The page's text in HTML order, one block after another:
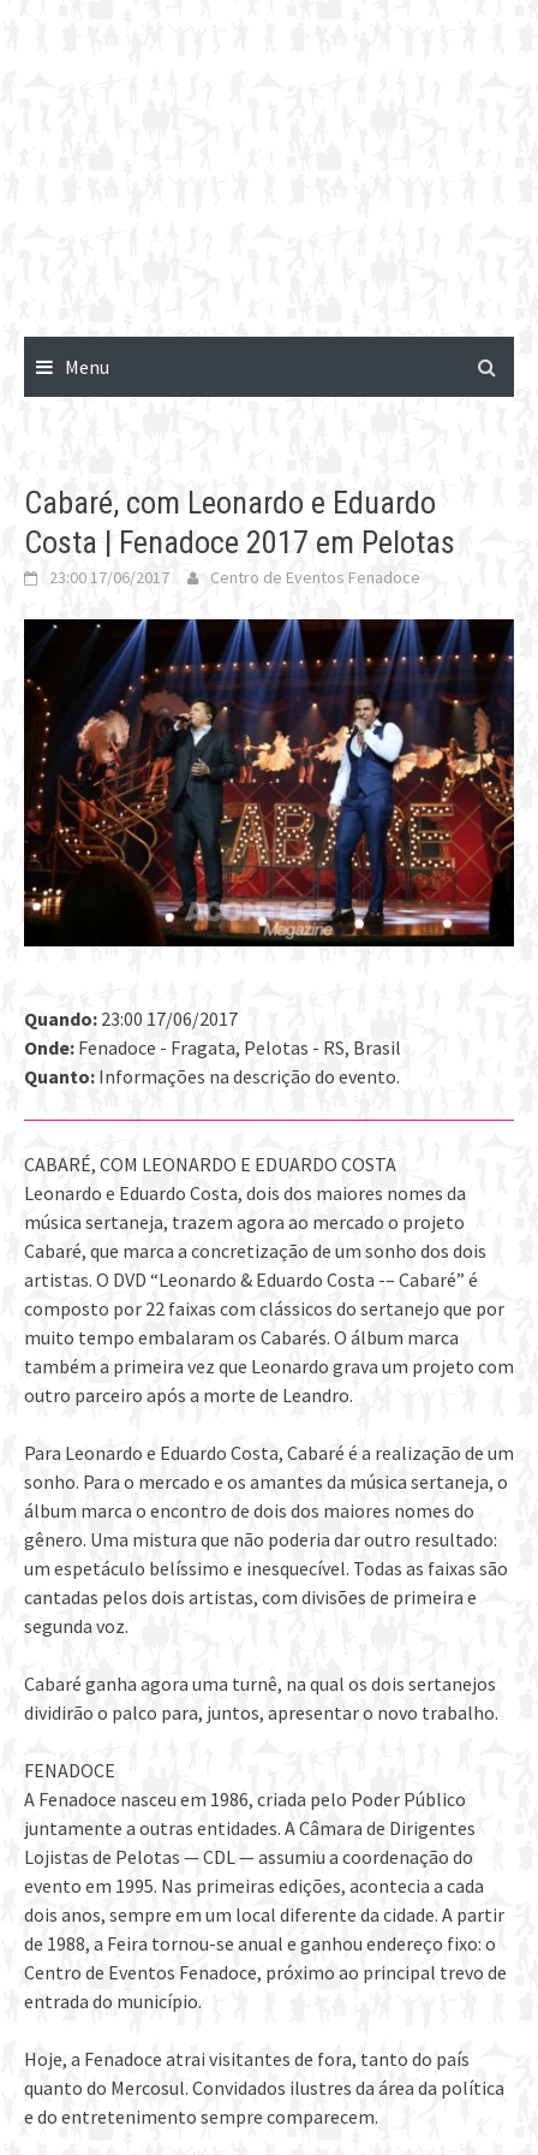
Menu
Cabaré, com Leonardo e Eduardo
Costa | Fenadoce 2017 em Pelotas
23:00 17/06/2017 Centro de Eventos Fenadoce
Quando: 23:00 17/06/2017
Onde: Fenadoce - Fragata, Pelotas - RS, Brasil
Quanto: Informações na descrição do evento.
CABARÉ, COM LEONARDO E EDUARDO COSTA
Leonardo e Eduardo Costa, dois dos maiores nomes da
música sertaneja, trazem agora ao mercado o projeto
Cabaré, que marca a concretização de um sonho dos dois
artistas. O DVD “Leonardo & Eduardo Costa -– Cabaré” é
composto por 22 faixas com clássicos do sertanejo que por
muito tempo embalaram os Cabarés. O álbum marca
também a primeira vez que Leonardo grava um projeto com
outro parceiro após a morte de Leandro.
Para Leonardo e Eduardo Costa, Cabaré é a realização de um
sonho. Para o mercado e os amantes da música sertaneja, o
álbum marca o encontro de dois dos maiores nomes do
gênero. Uma mistura que não poderia dar outro resultado:
um espetáculo belíssimo e inesquecível. Todas as faixas são
cantadas pelos dois artistas, com divisões de primeira e
segunda voz.
Cabaré ganha agora uma turnê, na qual os dois sertanejos
dividirão o palco para, juntos, apresentar o novo trabalho.
FENADOCE
A Fenadoce nasceu em 1986, criada pelo Poder Público
juntamente a outras entidades. A Câmara de Dirigentes
Lojistas de Pelotas — CDL — assumiu a coordenação do
evento em 1995. Nas primeiras edições, acontecia a cada
dois anos, sempre em um local diferente da cidade. A partir
de 1988, a Feira tornou-se anual e ganhou endereço fixo: o
Centro de Eventos Fenadoce, próximo ao principal trevo de
entrada do município.
Hoje, a Fenadoce atrai visitantes de fora, tanto do país
quanto do Mercosul. Convidados ilustres da área da política
e do entretenimento sempre comparecem.